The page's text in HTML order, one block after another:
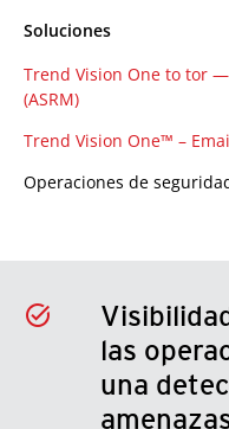
Soluciones
Trend Vision One to tor
(ASRM)
Trend Vision One™ –
Operaciones de
las
una